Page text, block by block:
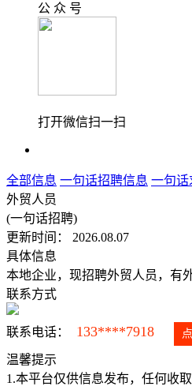
公 众 号
打开微信扫一扫
全部信息 一句话招聘信息 一句话
外贸人员
(一句话招聘)
更新时间： 2026.08.07
具体信息
本地企业，现招聘外贸人员，有
联系方式
联系电话： 133****7918
温馨提示
1.本平台仅供信息发布，任何收